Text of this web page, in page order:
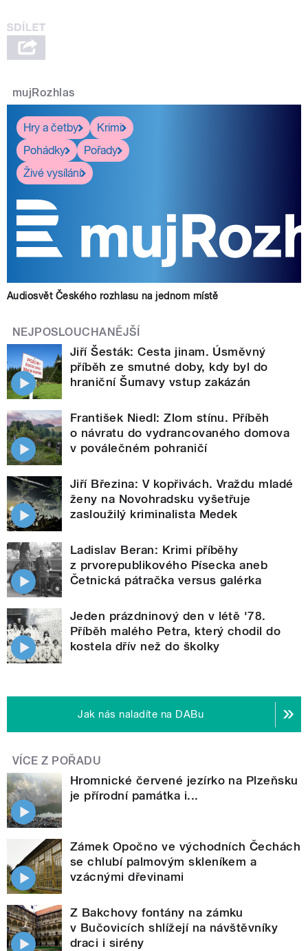
mujRozhlas
Hry a četby
Krimi
Pohádky
Pořady
Živé vysílání
Audiosvět Českého rozhlasu na jednom místě
NEJPOSLOUCHANĚJŠÍ
Jiří Šesták: Cesta jinam. Úsměvný
příběh ze smutné doby, kdy byl do
hraniční Šumavy vstup zakázán
František Niedl: Zlom stínu. Příběh
o návratu do vydrancovaného domova
v poválečném pohraničí
Jiří Březina: V kopřivách. Vraždu mladé
ženy na Novohradsku vyšetřuje
zasloužilý kriminalista Medek
Ladislav Beran: Krimi příběhy
z prvorepublikového Písecka aneb
Četnická pátračka versus galérka
Jeden prázdninový den v létě '78.
Příběh malého Petra, který chodil do
kostela dřív než do školky
Jak nás naladíte na DABu
VÍCE Z POŘADU
Hromnické červené jezírko na Plzeňsku
je přírodní památka i...
Zámek Opočno ve východních Čechách
se chlubí palmovým skleníkem a
vzácnými dřevinami
Z Bakchovy fontány na zámku
v Bučovicích shlížejí na návštěvníky
draci i sirény